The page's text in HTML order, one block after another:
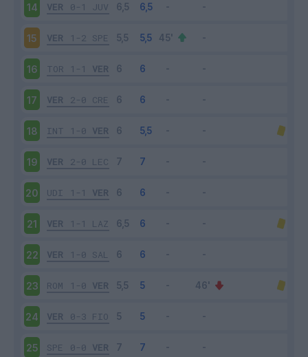
14 VER 0-1 JUV
15 VER 1-2 SPE
16 TOR 1-1 VER
17 VER 2-0 CRE
18 INT 1-0 VER
19 VER 2-0 LEC
20 UDI 1-1 VER
21 VER 1-1 LAZ
22 VER 1-0 SAL
23 ROM 1-0 VER
24 VER 0-3 FIO
25 SPE 0-0 VER